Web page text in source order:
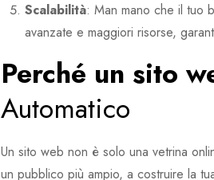
Scalabilità: Man mano che il tuo
avanzate e maggiori risorse,
Perché un sito
Automatico
Un sito web non è solo una vetrina
un pubblico più ampio, a costruire la